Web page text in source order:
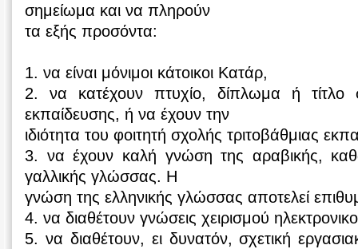
σημείωμα και να πληρούν
τα εξής προσόντα:
1. να είναι μόνιμοι κάτοικοι Κατάρ,
2. να κατέχουν πτυχίο, δίπλωμα ή τίτλο
εκπαίδευσης, ή να έχουν την
ιδιότητα του φοιτητή σχολής τριτοβάθμιας
3. να έχουν καλή γνώση της αραβικής,
γαλλικής γλώσσας. Η
γνώση της ελληνικής γλώσσας αποτελεί
4. να διαθέτουν γνώσεις χειρισμού
5. να διαθέτουν, ει δυνατόν, σχετική